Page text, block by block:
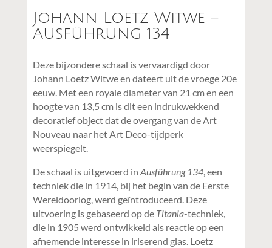
Johann Loetz Witwe –
Ausführung 134
Deze bijzondere schaal is vervaardigd door
Johann Loetz Witwe en dateert uit de vroege 20e
eeuw. Met een royale diameter van 21 cm en een
hoogte van 13,5 cm is dit een indrukwekkend
decoratief object dat de overgang van de Art
Nouveau naar het Art Deco-tijdperk
weerspiegelt.
De schaal is uitgevoerd in Ausführung 134, een
techniek die in 1914, bij het begin van de Eerste
Wereldoorlog, werd geïntroduceerd. Deze
uitvoering is gebaseerd op de Titania-techniek,
die in 1905 werd ontwikkeld als reactie op een
afnemende interesse in iriserend glas. Loetz